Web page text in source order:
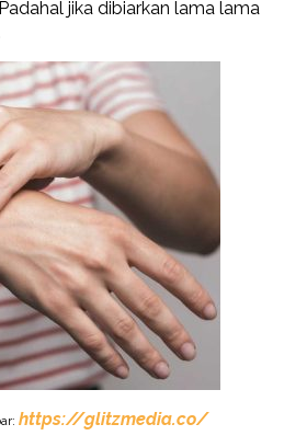
jika dibiarkan lama lama
https://glitzmedia.co/